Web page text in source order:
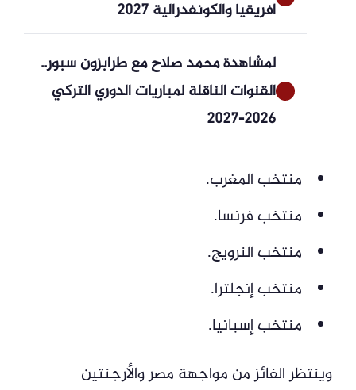
أفريقيا والكونفدرالية 2027
لمشاهدة محمد صلاح مع طرابزون سبور..
القنوات الناقلة لمباريات الدوري التركي
2026-2027
منتخب المغرب.
منتخب فرنسا.
منتخب النرويج.
منتخب إنجلترا.
منتخب إسبانيا.
وينتظر الفائز من مواجهة مصر والأرجنتين